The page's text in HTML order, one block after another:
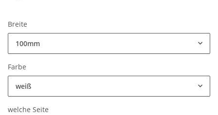
Breite
100mm
Farbe
weiß
welche Seite